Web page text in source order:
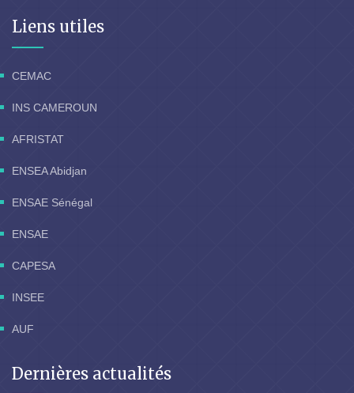
Liens utiles
CEMAC
INS CAMEROUN
AFRISTAT
ENSEA Abidjan
ENSAE Sénégal
ENSAE
CAPESA
INSEE
AUF
Dernières actualités